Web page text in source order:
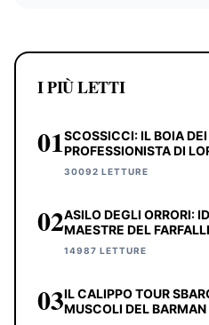
I PIÙ LETTI
01SCOSSICCI: IL BOIA
PROFESSIONISTA DI
30092 LETTURE
02ASILO DEGLI ORRORI:
MAESTRE DEL
14987 LETTURE
03IL CALIPPO TOUR
MUSCOLI DEL BARMAN